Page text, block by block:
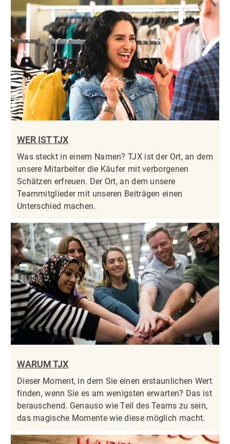
WER IST TJX
Was steckt in einem Namen? TJX ist der Ort, an dem
unsere Mitarbeiter die Käufer mit verborgenen
Schätzen erfreuen. Der Ort, an dem unsere
Teammitglieder mit unseren Beiträgen einen
Unterschied machen.
WARUM TJX
Dieser Moment, in dem Sie einen erstaunlichen Wert
finden, wenn Sie es am wenigsten erwarten? Das ist
berauschend. Genauso wie Teil des Teams zu sein,
das magische Momente wie diese möglich macht.